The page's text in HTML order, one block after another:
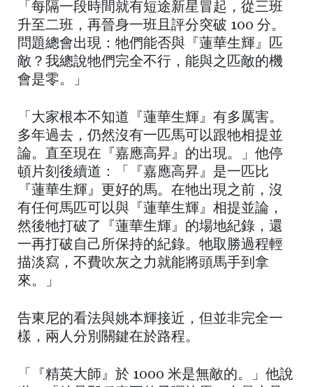
「每隔一段時間就有短途新星冒起，從三班
升至二班，再晉身一班且評分突破 100 分。
問題總會出現：牠們能否與『蓮華生輝』匹
敵？我總說牠們完全不行，能與之匹敵的機
會是零。」
「大家根本不知道『蓮華生輝』有多厲害。
多年過去，仍然沒有一匹馬可以跟牠相提並
論。直至現在『嘉應高昇』的出現。」他停
頓片刻後續道：「『嘉應高昇』是一匹比
『蓮華生輝』更好的馬。在牠出現之前，沒
有任何馬匹可以與『蓮華生輝』相提並論，
然後牠打破了『蓮華生輝』的場地紀錄，還
一再打破自己所保持的紀錄。牠取勝過程輕
描淡寫，不費吹灰之力就能將頭馬手到拿
來。」
告東尼的看法與姚本輝接近，但並非完全一
樣，兩人分別關鍵在於路程。
「『精英大師』於 1000 米是無敵的。」他說